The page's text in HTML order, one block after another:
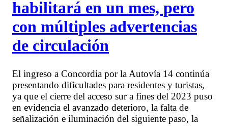
habilitará en un mes, pero
con múltiples advertencias
de circulación
El ingreso a Concordia por la Autovía 14 continúa
presentando dificultades para residentes y turistas,
ya que el cierre del acceso sur a fines del 2023 puso
en evidencia el avanzado deterioro, la falta de
señalización e iluminación del siguiente paso, la